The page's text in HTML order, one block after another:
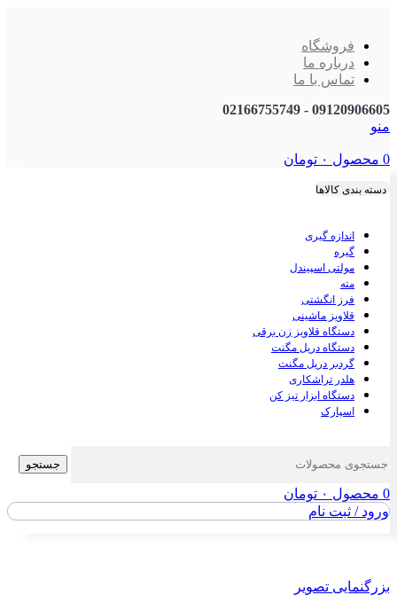
فروشگاه
درباره ما
تماس با ما
09120906605 - 02166755749
منو
0 محصول ۰ تومان
دسته بندی کالاها
اندازه گیری
گیره
مولتی اسپیندل
مته
فرز انگشتی
قلاویز ماشینی
دستگاه قلاویز زن برقی
دستگاه دریل مگنت
گردبر دریل مگنت
هلدر تراشکاری
دستگاه ابزار تیز کن
اسپارک
جستجو
0 محصول ۰ تومان
ورود / ثبت نام
بزرگنمایی تصویر